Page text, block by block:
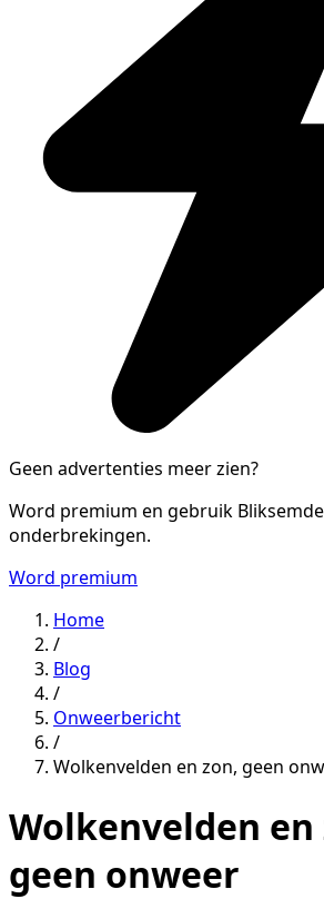
Geen advertenties meer zien?
Word premium en gebruik
onderbrekingen.
Word premium
Home
/
Blog
/
Onweerbericht
/
Wolkenvelden en zon, geen
Wolkenvelden en
geen onweer